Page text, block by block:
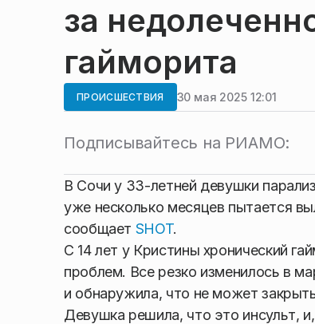
за
гайморита
ПРОИСШЕСТВИЯ 30 мая 2025 12:01
Подписывайтесь на РИАМО:
В Сочи у 33-летней девушки
уже несколько месяцев пытается
сообщает SHOT.
С 14 лет у Кристины хронический
проблем. Все резко изменилось в
и обнаружила, что не может
Девушка решила, что это инсульт,